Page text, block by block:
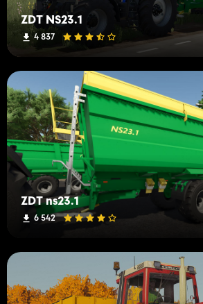
ZDT NS23.1
4 837
ZDT ns23.1
6 542